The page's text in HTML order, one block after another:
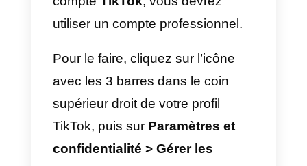
lesquelles vous devez ajouter
votre connexion WhatsApp à
votre compte TikTok.
1) Une gestion plus organisée
des messages.